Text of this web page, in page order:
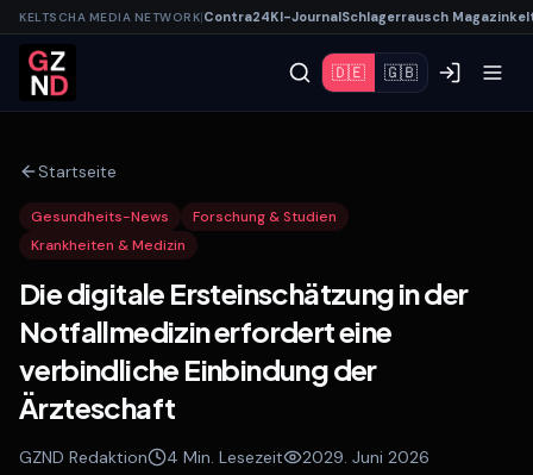
KELTSCHA MEDIA NETWORK|Contra24KI-JournalSchlagerrausch Magazin
🇩🇪 🇬🇧
Startseite
Gesundheits-News
Forschung & Studien
Krankheiten & Medizin
Die digitale Ersteinschätzung in der
Notfallmedizin erfordert eine
verbindliche Einbindung der
Ärzteschaft
GZND Redaktion 4 Min. Lesezeit 2029. Juni 2026